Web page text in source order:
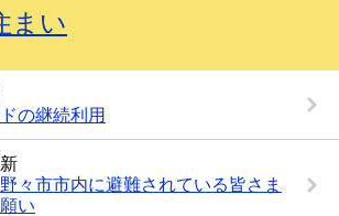
まい
の継続利用
々市市内に避難されている皆さま
い